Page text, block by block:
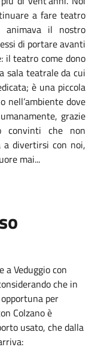
a fare teatro
animava il nostro
di portare avanti
il teatro come dono
sala teatrale da cui
è una piccola
nell’ambiente dove
grazie
convinti che non
divertirsi con noi,
mai...
Veduggio con
che in
per
Colzano è
usato, che dalla